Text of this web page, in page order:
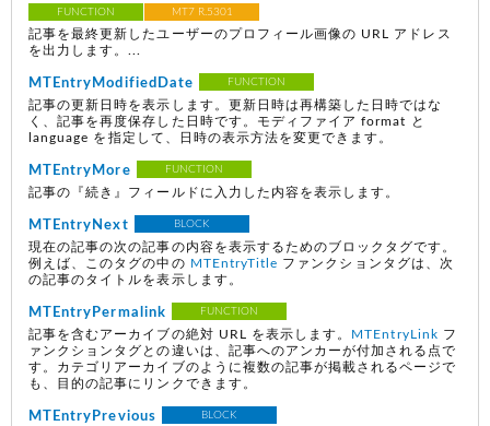
FUNCTION MT7 R.5301
記事を最終更新したユーザーのプロフィール画像の URL アドレス
を出力します。...
MTEntryModifiedDate FUNCTION
記事の更新日時を表示します。更新日時は再構築した日時ではな
く、記事を再度保存した日時です。モディファイア format と
language を指定して、日時の表示方法を変更できます。
MTEntryMore FUNCTION
記事の『続き』フィールドに入力した内容を表示します。
MTEntryNext BLOCK
現在の記事の次の記事の内容を表示するためのブロックタグです。
例えば、このタグの中の MTEntryTitle ファンクションタグは、次
の記事のタイトルを表示します。
MTEntryPermalink FUNCTION
記事を含むアーカイブの絶対 URL を表示します。 MTEntryLink フ
ァンクションタグとの違いは、記事へのアンカーが付加される点で
す。カテゴリアーカイブのように複数の記事が掲載されるページで
も、目的の記事にリンクできます。
MTEntryPrevious BLOCK